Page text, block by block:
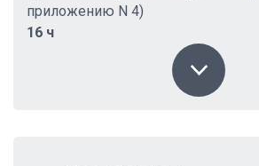
приложению N 4)
16 ч